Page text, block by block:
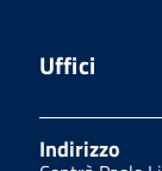
Uffici
Indirizzo